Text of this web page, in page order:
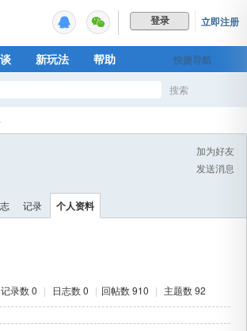
登录 立即注册
快捷导航
新玩法
帮助
Plus权益
搜索
加为好友
发送消息
记录 个人资料
记录数 0 | 日志数 0 | 回帖数 910 | 主题数 92